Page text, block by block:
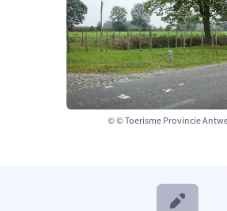
© © Toerisme Provincie